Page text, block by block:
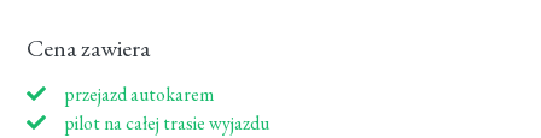
Cena zawiera
przejazd autokarem
pilot na całej trasie wyjazdu